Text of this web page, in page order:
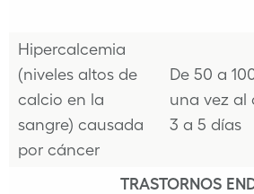
Hipercalcemia
(niveles altos de
calcio en la
sangre) causada
por cáncer
De 50 a
una vez al
3 a 5 días
TRASTORNOS